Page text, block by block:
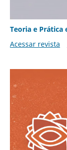
Teoria e Prática
Acessar revista